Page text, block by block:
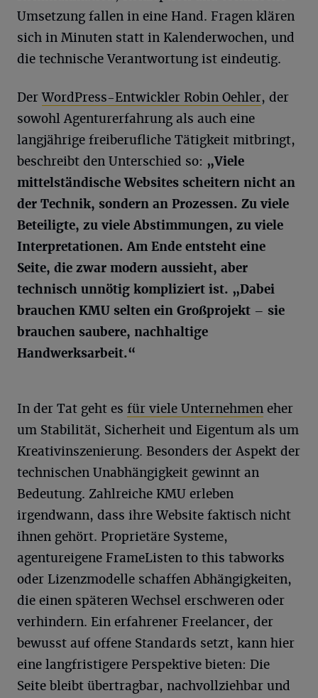
Umsetzung fallen in eine Hand. Fragen klären
sich in Minuten statt in Kalenderwochen, und
die technische Verantwortung ist eindeutig.
DerWordPress-Entwickler Robin Oehler, der
sowohl Agenturerfahrung als auch eine
langjährige freiberufliche Tätigkeit mitbringt,
beschreibt den Unterschied so: „Viele
mittelständische Websites scheitern nicht an
der Technik, sondern an Prozessen. Zu viele
Beteiligte, zu viele Abstimmungen, zu viele
Interpretationen. Am Ende entsteht eine
Seite, die zwar modern aussieht, aber
technisch unnötig kompliziert ist. „Dabei
brauchen KMU selten ein Großprojekt – sie
brauchen saubere, nachhaltige
Handwerksarbeit.“
In der Tat geht es für viele Unternehmen eher
um Stabilität, Sicherheit und Eigentum als um
Kreativinszenierung. Besonders der Aspekt der
technischen Unabhängigkeit gewinnt an
Bedeutung. Zahlreiche KMU erleben
irgendwann, dass ihre Website faktisch nicht
ihnen gehört. Proprietäre Systeme,
agentureigene FrameListen to this tabworks
oder Lizenzmodelle schaffen Abhängigkeiten,
die einen späteren Wechsel erschweren oder
verhindern. Ein erfahrener Freelancer, der
bewusst auf offene Standards setzt, kann hier
eine langfristigere Perspektive bieten: Die
Seite bleibt übertragbar, nachvollziehbar und